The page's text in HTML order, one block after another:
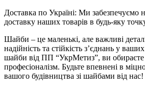
Доставка по Україні: Ми забезпечуємо
доставку наших товарів в будь-яку
Шайби – це маленькі, але важливі
надійність та стійкість з’єднань у
шайби від ПП “УкрМетиз”, ви обираєте
професіоналізм. Будьте впевнені в
вашого будівництва зі шайбами від нас!